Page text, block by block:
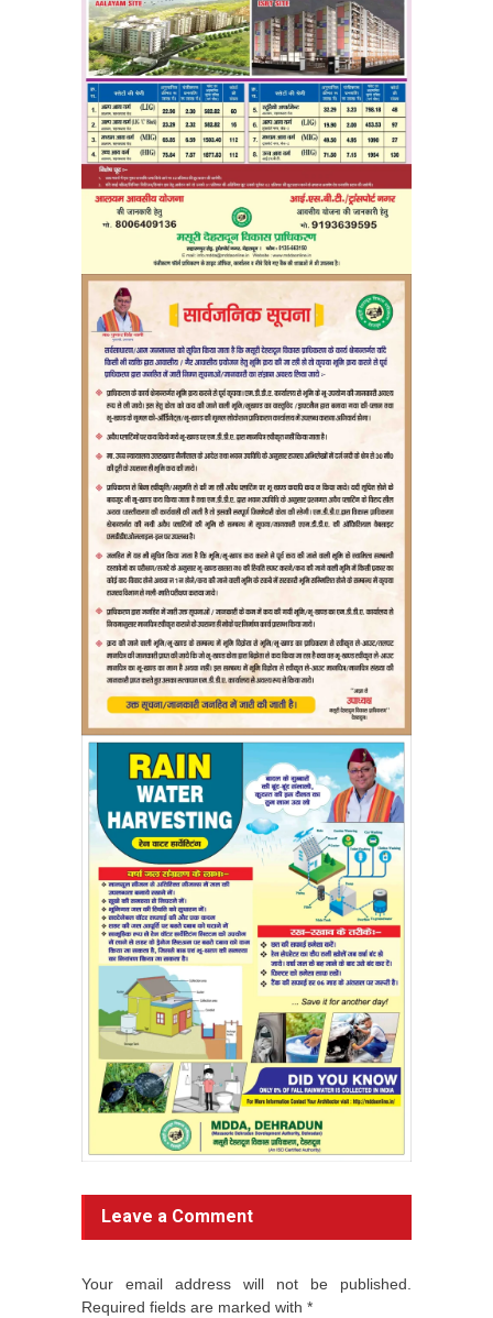
Leave a Comment
Your email address will not be published.
Required fields are marked with *